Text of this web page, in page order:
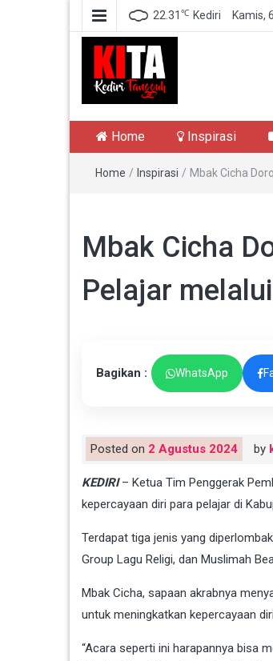
22.31 ℃ Kediri Kamis,
Kediri Tangguh
Home Inspirasi
Home / Inspirasi / Mbak Cicha
Mbak Cicha
Pelajar
Bagikan : WhatsApp
Posted on 2 Agustus 2024 by
KEDIRI– Ketua Tim Penggerak
kepercayaan diri para pelajar di
Terdapat tiga jenis yang
Group Lagu Religi, dan Muslimah
Mbak Cicha, sapaan akrabnya
untuk meningkatkan kepercayaan
“Acara seperti ini harapannya bisa